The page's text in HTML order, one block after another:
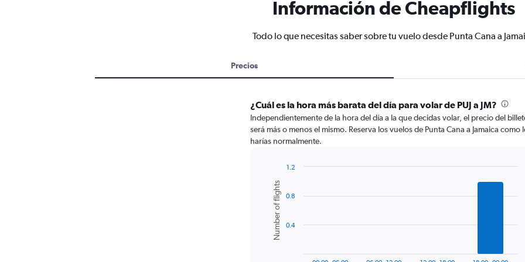
Información de Cheapflights
Todo lo que necesitas saber sobre tu vuelo desde Punta Cana a
Precios
¿Cuál es la hora más barata del día para volar de PUJ a JM?
Independientemente de la hora del día a la que decidas volar, el precio del
será más o menos el mismo. Reserva los vuelos de Punta Cana a Jamaica como
harías normalmente.
chart
with
bars.
The
Chart
graphic.
Number of flights 0.4
0.8
1.2